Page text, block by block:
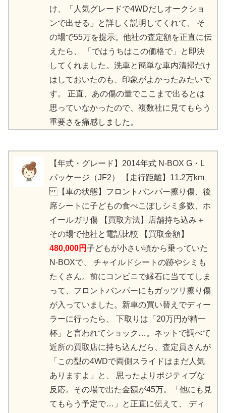
け、 「人気グレードで4WDだしオークショ
ンで出せる」と詳しく説明してくれて、 そ
の場で55万を提示。 他社の査定額を正直に伝
えたら、 「ではうちはこの価格で」と即決
してくれました。 洗車と簡単な車内清掃だけ
はしておいたのも、 印象がよかったみたいで
す。 正直、あの傷の量でここまで出るとは
思っていなかったので、 複数社に見てもらう
重要さを痛感しました。
【年式・グレード】2014年式 N-BOX G・L
パッケージ（JF2） 【走行距離】11.2万km
【車の状態】フロントバンパー擦り傷、後
席シートに子どもの食べこぼしシミ多数、ホ
イールガリ傷 【買取方法】店舗持ち込み＋
その場で他社と電話比較 【買取金額】
480,000円子どもが小さい頃から乗っていた
N-BOXで、 チャイルドシートの跡やシミも
たくさん。 前にコンビニで縁石に当ててしま
って、 フロントバンパーにもガッツリ擦り傷
が入っていました。 新車の買い替えでディー
ラーに行ったら、 下取りは「20万円が精一
杯」と言われてショック…。 ネットで調べて
近所の買取店に持ち込んだら、 査定員さんが
「この型の4WDで両側スライドはまだ人気
ありますよ」と、 思ったよりポジティブな
反応。 その場で出た金額が45万。 「他にも見
てもらう予定で…」と正直に伝えて、 ディ